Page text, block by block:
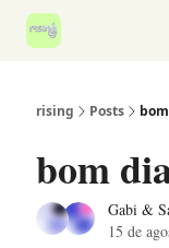
rising Posts
bom
Gabi &
15 de